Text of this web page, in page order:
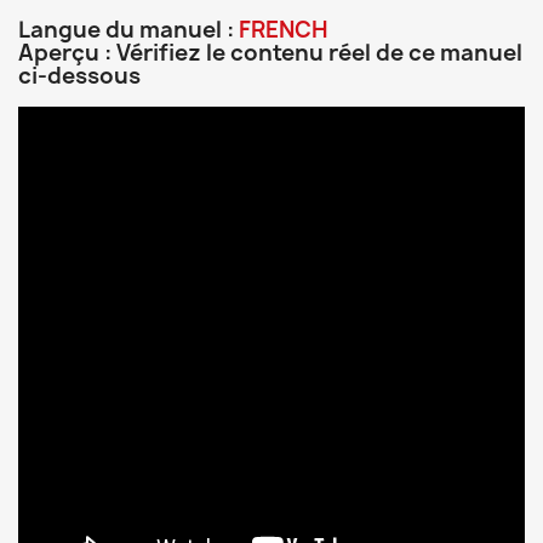
Langue du manuel : FRENCH
Aperçu : Vérifiez le contenu réel de ce manuel
ci-dessous